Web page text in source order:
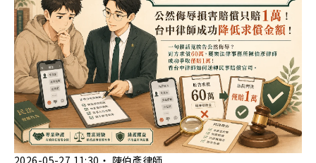
2026-05-27 11:30 ‧ 陳伯彥律師